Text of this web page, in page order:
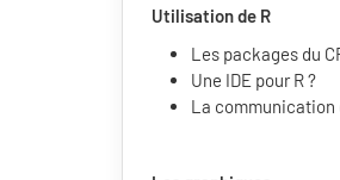
Utilisation de R
Les packages du
Une IDE pour R ?
La communication